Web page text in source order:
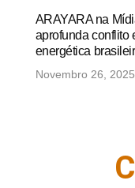
ARAYARA na
aprofunda conflito
energética
Novembro 26, 2025